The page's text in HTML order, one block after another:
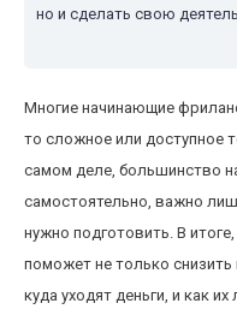
но и сделать свою
Многие начинающие
то сложное или доступное
самом деле, большинство
самостоятельно, важно
нужно подготовить. В
поможет не только снизить
куда уходят деньги, и как